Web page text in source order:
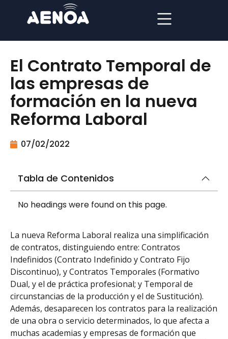
El Contrato Temporal de
las empresas de
formación en la nueva
Reforma Laboral
07/02/2022
Tabla de Contenidos
No headings were found on this page.
La nueva Reforma Laboral realiza una simplificación
de contratos, distinguiendo entre: Contratos
Indefinidos (Contrato Indefinido y Contrato Fijo
Discontinuo), y Contratos Temporales (Formativo
Dual, y el de práctica profesional; y Temporal de
circunstancias de la producción y el de Sustitución).
Además, desaparecen los contratos para la realización
de una obra o servicio determinados, lo que afecta a
muchas academias y empresas de formación que